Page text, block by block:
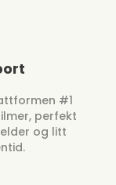
#1
perfekt
og litt